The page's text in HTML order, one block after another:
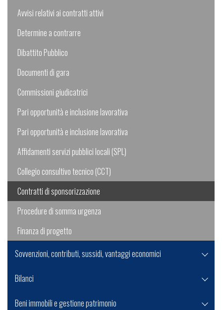
Avvisi relativi ai contratti attivi
Determine a contrarre
Dibattito Pubblico
Documenti di gara
Commissioni giudicatrici
Pari opportunità e inclusione lavorativa
Pari opportunità e inclusione lavorativa
Affidamenti servizi pubblici locali (SPL)
Collegio consultivo tecnico (CCT)
Contratti di sponsorizzazione
Procedure di somma urgenza
Finanza di progetto
Sovvenzioni, contributi, sussidi, vantaggi economici
Bilanci
Beni immobili e gestione patrimonio